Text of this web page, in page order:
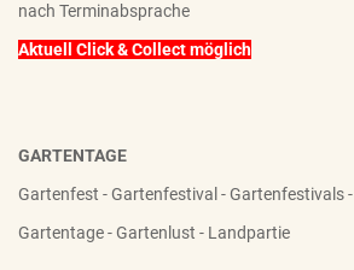
nach Terminabsprache
Aktuell Click & Collect möglich
GARTENTAGE
Gartenfest - Gartenfestival - Gartenfestivals -
Gartentage - Gartenlust - Landpartie